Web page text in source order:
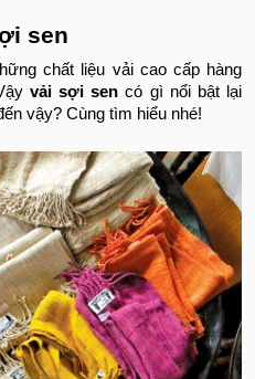
sen
chất liệu vải cao cấp hàng
vải sợi sen có gì nổi bật lại
vậy? Cùng tìm hiểu nhé!